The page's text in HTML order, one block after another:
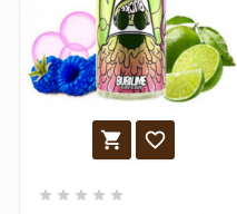
 
    